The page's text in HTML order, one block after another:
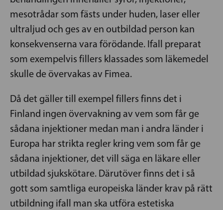
mesotrådar som fästs under huden, laser eller
ultraljud och ges av en outbildad person kan
konsekvenserna vara förödande. Ifall preparat
som exempelvis fillers klassades som läkemedel
skulle de övervakas av Fimea.
Då det gäller till exempel fillers finns det i
Finland ingen övervakning av vem som får ge
sådana injektioner medan man i andra länder i
Europa har strikta regler kring vem som får ge
sådana injektioner, det vill säga en läkare eller
utbildad sjukskötare. Därutöver finns det i så
gott som samtliga europeiska länder krav på rätt
utbildning ifall man ska utföra estetiska